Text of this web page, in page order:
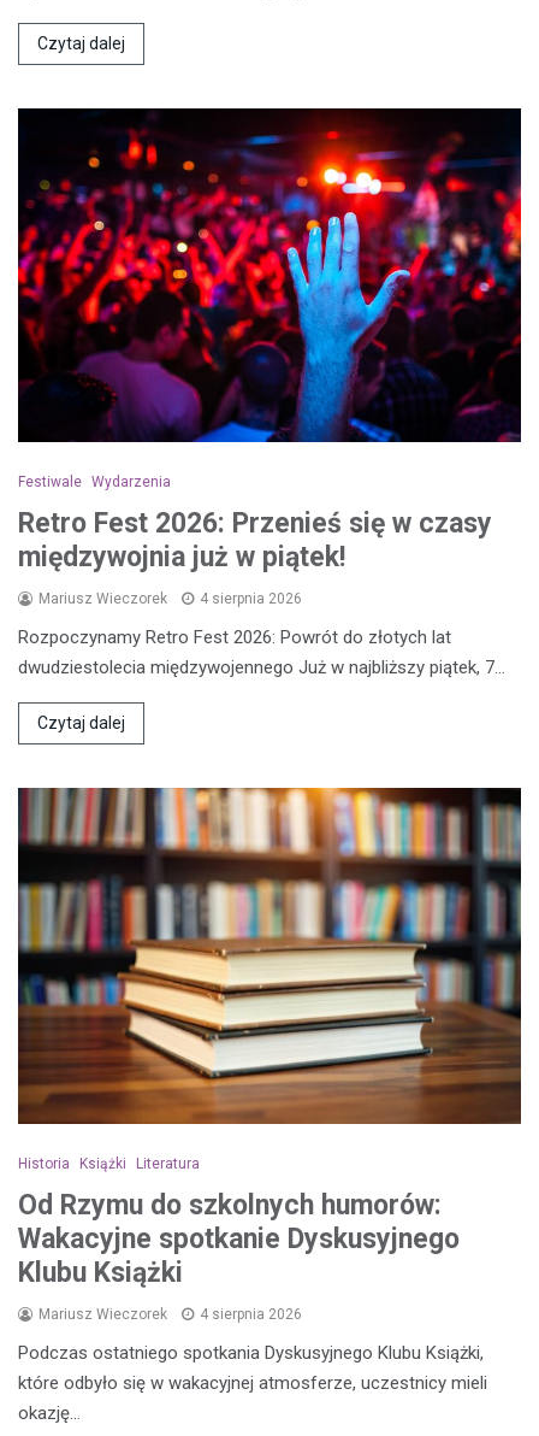
Czytaj dalej
Festiwale Wydarzenia
Retro Fest 2026: Przenieś się w czasy
międzywojnia już w piątek!
Mariusz Wieczorek 4 sierpnia 2026
Rozpoczynamy Retro Fest 2026: Powrót do złotych lat
dwudziestolecia międzywojennego Już w najbliższy piątek, 7…
Czytaj dalej
Historia Książki Literatura
Od Rzymu do szkolnych humorów:
Wakacyjne spotkanie Dyskusyjnego
Klubu Książki
Mariusz Wieczorek 4 sierpnia 2026
Podczas ostatniego spotkania Dyskusyjnego Klubu Książki,
które odbyło się w wakacyjnej atmosferze, uczestnicy mieli
okazję…